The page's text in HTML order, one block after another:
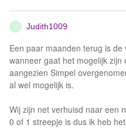
J Judith1009
Een paar maanden terug is
wanneer gaat het mogelijk zijn
aangezien Simpel
al wel mogelijk is.
Wij zijn net verhuisd naar een
0 of 1 streepje is dus ik heb